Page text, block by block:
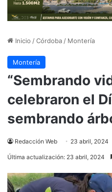
Inicio /Córdoba / Montería
Montería
“Sembrando
celebraron el
sembrando
Redacción Web 23 abril, 2024
Última actualización: 23 abril, 2024